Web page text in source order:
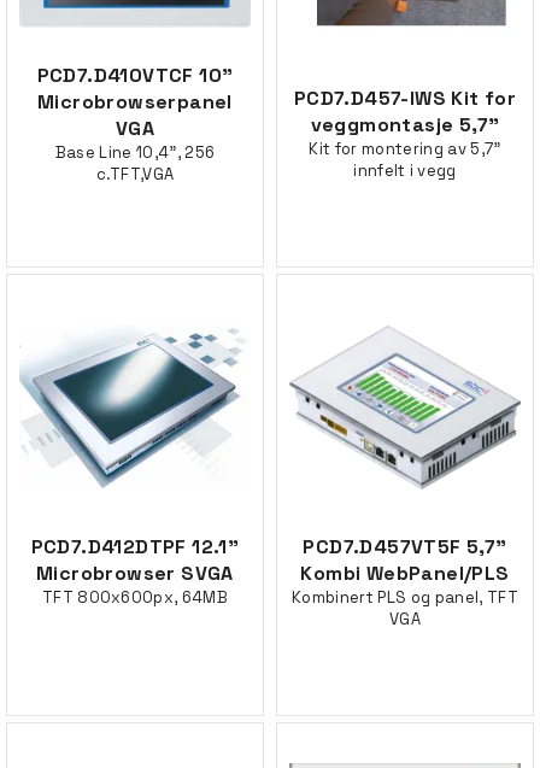
PCD7.D410VTCF 10"
Microbrowserpanel
VGA
Base Line 10,4", 256
c.TFT,VGA
PCD7.D457-IWS Kit for
veggmontasje 5,7"
Kit for montering av 5,7"
innfelt i vegg
PCD7.D412DTPF 12.1"
Microbrowser SVGA
TFT 800x600px, 64MB
PCD7.D457VT5F 5,7"
Kombi WebPanel/PLS
Kombinert PLS og panel, TFT
VGA